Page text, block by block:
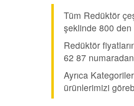
Tüm Redüktör
şeklinde 800
Redüktör
62 87
Ayrıca
ürünlerimizi